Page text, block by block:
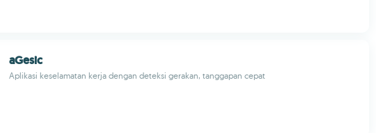
aGesic
Aplikasi keselamatan kerja dengan deteksi gerakan, tanggapan cepat